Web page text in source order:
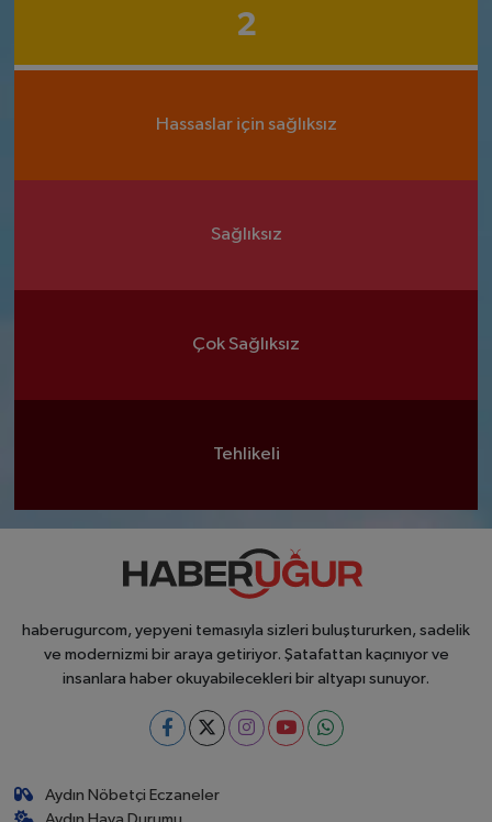
2
Hassaslar için sağlıksız
Sağlıksız
Çok Sağlıksız
Tehlikeli
haberugurcom, yepyeni temasıyla sizleri buluştururken, sadelik
ve modernizmi bir araya getiriyor. Şatafattan kaçınıyor ve
insanlara haber okuyabilecekleri bir altyapı sunuyor.
Aydın Nöbetçi Eczaneler